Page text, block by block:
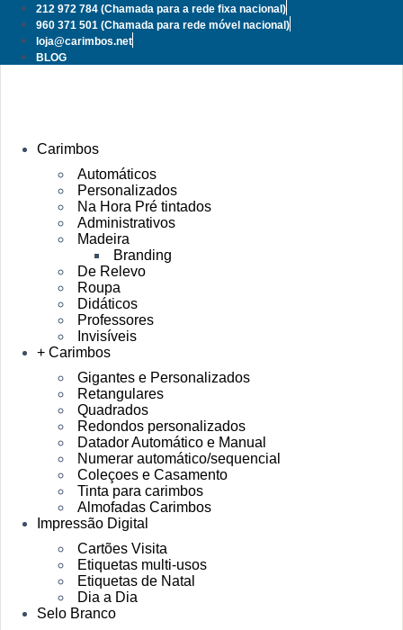
Pular
para
conteúdo
212 972 784 (Chamada para a rede fixa nacional)
960 371 501 (Chamada para rede móvel nacional)
loja@carimbos.net
BLOG
Carimbos
Automáticos
Personalizados
Na Hora Pré tintados
Administrativos
Madeira
Branding
De Relevo
Roupa
Didáticos
Professores
Invisíveis
+ Carimbos
Gigantes e Personalizados
Retangulares
Quadrados
Redondos personalizados
Datador Automático e Manual
Numerar automático/sequencial
Coleçoes e Casamento
Tinta para carimbos
Almofadas Carimbos
Impressão Digital
Cartões Visita
Etiquetas multi-usos
Etiquetas de Natal
Dia a Dia
Selo Branco